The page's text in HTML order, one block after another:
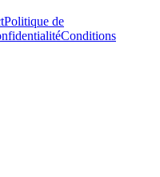
Politique de
Conditions